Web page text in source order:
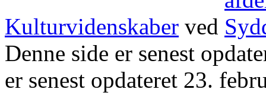
Kulturvidenskaber ved
Denne side er senest
er senest opdateret 23.